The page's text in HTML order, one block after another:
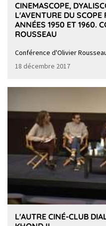
CINEMASCOPE,
L'AVENTURE DU SCOPE
ANNÉES 1950 ET 1960.
ROUSSEAU
Conférence d'Olivier
18 décembre 2017
L'AUTRE CINÉ-CLUB